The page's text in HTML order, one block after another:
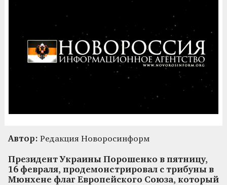
Автор: Редакция Новоросинформ
Президент Украины Порошенко в пятницу,
16 февраля, продемонстрировал с трибуны в
Мюнхене флаг Европейского Союза, который